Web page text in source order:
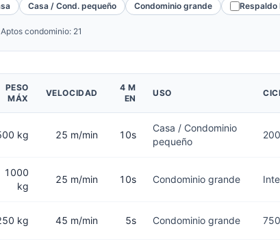
Casa / Cond. pequeño Condominio grande
Respaldo
condominio: 21
PESO
MÁX
VELOCIDAD
4 M
EN
USO
kg 25 m/min 10s
Casa / Condominio
pequeño
1000
kg
25 m/min 10s Condominio grande
kg 45 m/min 5s Condominio grande